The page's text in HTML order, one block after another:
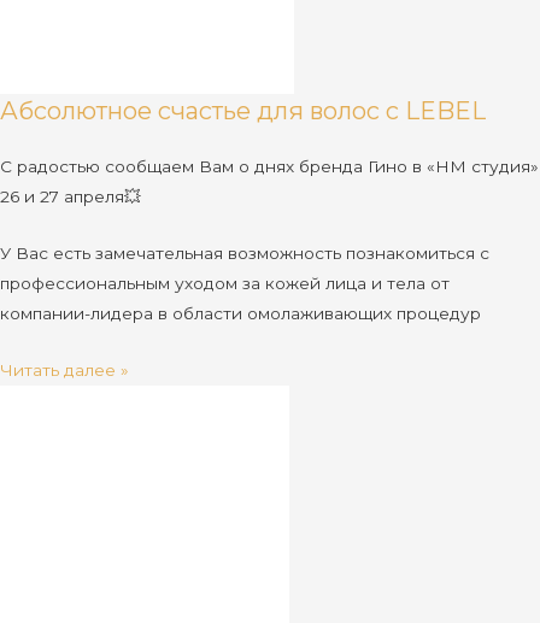
Абсолютное счастье для волос с LEBEL
С радостью сообщаем Вам о днях бренда Гино в «НМ студия»
26 и 27 апреля💥
У Вас есть замечательная возможность познакомиться с
профессиональным уходом за кожей лица и тела от
компании-лидера в области омолаживающих процедур
Читать далее »